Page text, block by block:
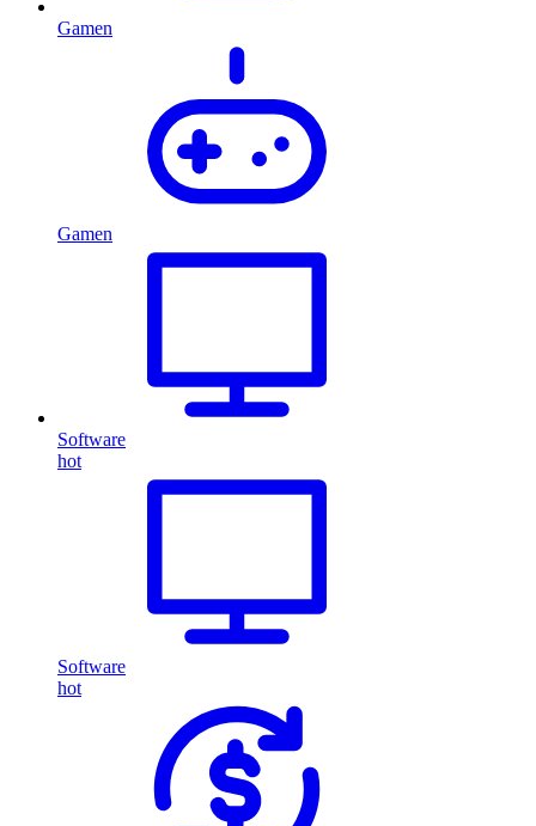
Gamen
Gamen
Software
hot
Software
hot